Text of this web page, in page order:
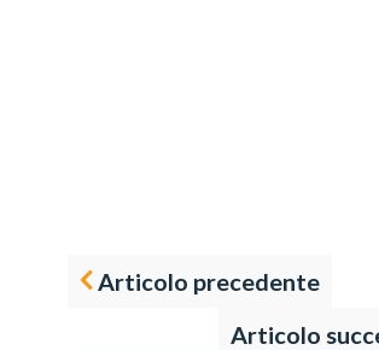
Articolo precedente
Articolo